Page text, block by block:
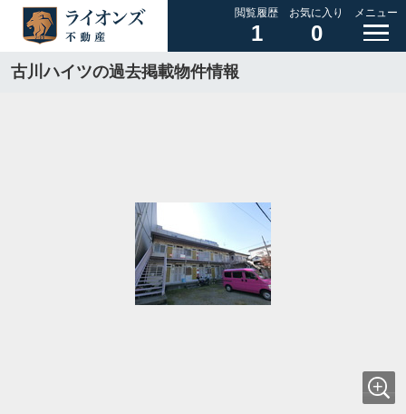
閲覧履歴
1
お気に入り
0
メニュー
古川ハイツの過去掲載物件情報